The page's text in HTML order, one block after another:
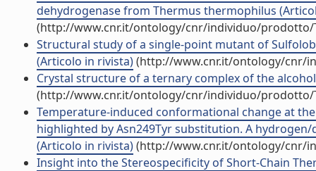
dehydrogenase from Thermus thermophilus
(http://www.cnr.it/ontology/cnr/individuo/prodotto/
Structural study of a single-point mutant of
(Articolo in rivista)(http://www.cnr.it/ontology/cnr/
Crystal structure of a ternary complex of the
(http://www.cnr.it/ontology/cnr/individuo/prodotto/
Temperature-induced conformational change at
highlighted by Asn249Tyr substitution. A
(Articolo in rivista)(http://www.cnr.it/ontology/cnr/
Insight into the Stereospecificity of Short-Chain